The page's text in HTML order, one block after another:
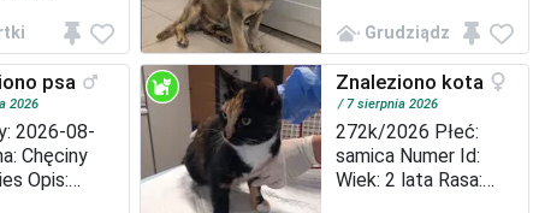
2020
W
brak
suczka
Teren
Grudziądz
psa
2026
2026-08-
Chęciny
Opis:
Znaleziono kota
7 sierpnia 2026
272k/2026 Płeć:
samica Numer Id:
Wiek: 2 lata Rasa: